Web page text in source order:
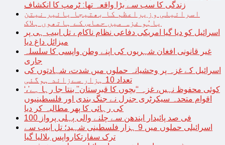
زندگی کا سب سے بڑا واقعہ تھا: ٹرمپ کا انکشاف
اسرائیلی وزیراعظم کا بھتیجا یائیر نیتن
یاہُو غزہ میں حماس کے ہاتھوں ہلاک
اسرائیل کو دیا گیا امریکی دفاعی نظام ناکام ، تل ابیب ہی پر
میزائل داغ دیا
غیر قانونی افغان شہریوں کی اپنے وطن واپسی کا سلسلہ
جاری
اسرائیل کے غزہ پر وحشیانہ حملوں میں شدت، شہادتوں کی
تعداد 10 ہزار سےزائد ہوگئی
‘کوئی محفوظ نہیں، غزہ “بچوں کا قبرستان” بنتا جا رہا ہے’،
اقوام متحدہ سیکرٹری جنرل نے جنگ بندی اور فلسطینیوں
کی رہائی کا پھر مطالبہ کر دیا
100 فی صد پائیدار ایندھن سے چلنے والی پہلی پرواز
اسرائیلی حملوں میں 9 ہزار فلسطینی شہید؛ تل ابیب سے
ترک سفارتکارواپس بلالیا گیا